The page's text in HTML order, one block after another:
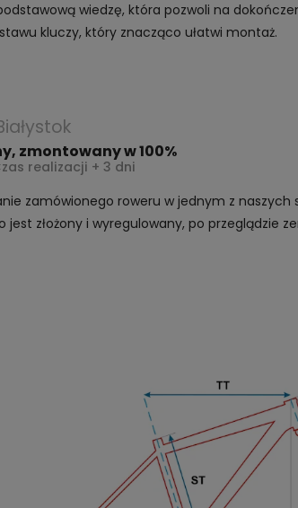
wiedzę, która pozwoli na
kluczy, który znacząco ułatwi montaż.
zmontowany w 100%
realizacji + 3 dni
zamówionego roweru w jednym z naszych
jest złożony i wyregulowany, po przeglądzie